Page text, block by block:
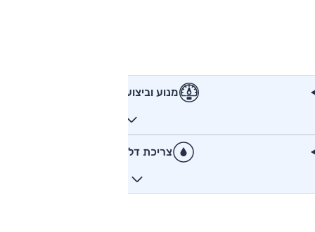
מנוע וביצועים
צריכת דלק